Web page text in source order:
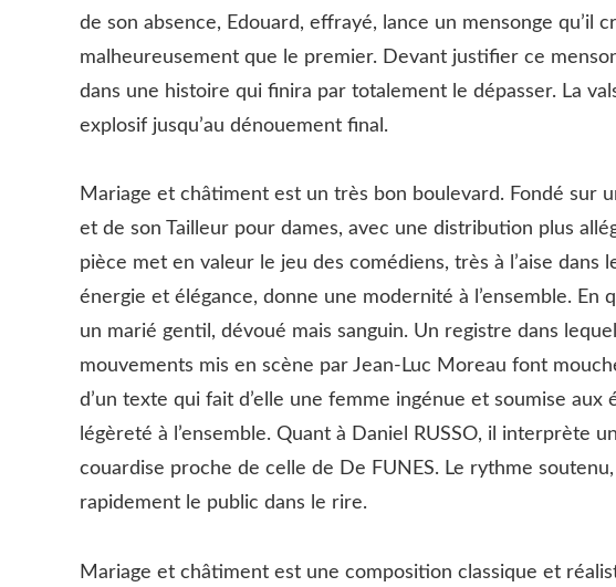
de son absence, Edouard, effrayé, lance un mensonge qu’il
malheureusement que le premier. Devant justifier ce
dans une histoire qui finira par totalement le dépasser. La
explosif jusqu’au dénouement final.
Mariage et châtiment est un très bon boulevard. Fondé sur
et de son Tailleur pour dames, avec une distribution plus
pièce met en valeur le jeu des comédiens, très à l’aise dans
énergie et élégance, donne une modernité à l’ensemble.
un marié gentil, dévoué mais sanguin. Un registre dans
mouvements mis en scène par Jean-Luc Moreau font
d’un texte qui fait d’elle une femme ingénue et soumise
légèreté à l’ensemble. Quant à Daniel RUSSO, il interprète
couardise proche de celle de De FUNES. Le rythme
rapidement le public dans le rire.
Mariage et châtiment est une composition classique et